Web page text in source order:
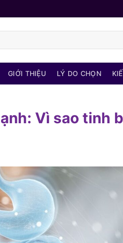
GIỚI THIỆU LÝ DO CHỌN
Vì sao tinh